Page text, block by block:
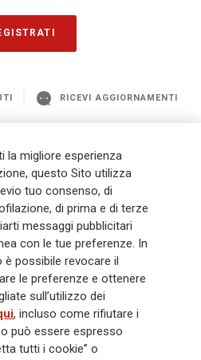
RICEVI AGGIORNAMENTI
premi complessivi pari a € 98,1
2025. Fondato nel 1831, con oltre 88
che servono 75 milioni di clienti, il
in Europa e una presenza
della strategia di Generali c'è il suo
clienti, realizzato attraverso soluzioni
cliente di prima classe e le sue
digitalizzata. Il Gruppo ha
in tutte le scelte strategiche, con
gli stakeholder mentre costruisce una
la migliore esperienza
questo Sito utilizza
tuo consenso, di
di prima e di terze
messaggi pubblicitari
con le tue preferenze. In
possibile revocare il
le preferenze e ottenere
sull’utilizzo dei
, incluso come rifiutare i
può essere espresso
tutti i cookie” o